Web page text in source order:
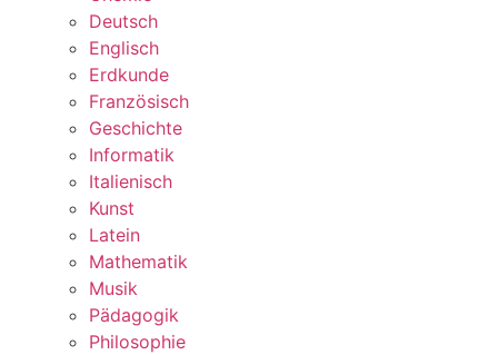
Deutsch
Englisch
Erdkunde
Französisch
Geschichte
Informatik
Italienisch
Kunst
Latein
Mathematik
Musik
Pädagogik
Philosophie